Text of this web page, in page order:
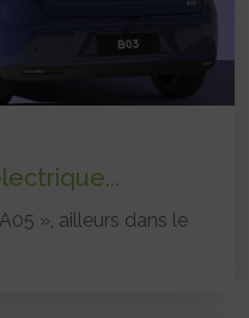
», ailleurs dans le